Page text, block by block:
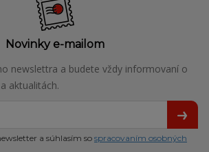
Novinky e-mailom
newslettra a budete vždy informovaní o
aktualitách.
a súhlasím sospracovaním osobných